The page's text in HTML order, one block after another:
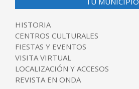
HISTORIA
CENTROS CULTURALES
FIESTAS Y EVENTOS
VISITA VIRTUAL
LOCALIZACIÓN Y ACCESOS
REVISTA EN ONDA